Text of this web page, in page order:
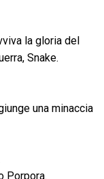
la gloria del
Snake.
una minaccia
Porpora.